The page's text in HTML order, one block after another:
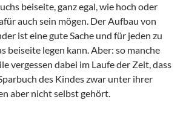
beiseite, ganz egal, wie hoch oder
auch sein mögen. Der Aufbau von
ist eine gute Sache und für jeden zu
beiseite legen kann. Aber: so manche
vergessen dabei im Laufe der Zeit, dass
des Kindes zwar unter ihrer
aber nicht selbst gehört.